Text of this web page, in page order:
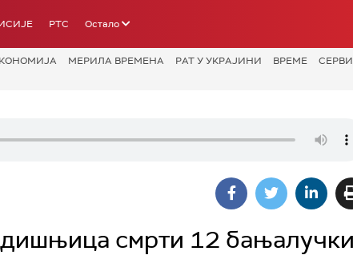
РТС Остало
МЕРИЛА ВРЕМЕНА РАТ У УКРАЈИНИ ВРЕМЕ
смрти 12